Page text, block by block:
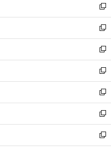
く
で
開
く
ド
ウ
で
開
く
ィ
ン
ド
ウ
で
開
く
い
ウ
ィ
ン
ド
ウ
で
開
く
新
し
い
ウ
ィ
ン
ド
ウ
で
開
く
新
し
い
ウ
ィ
ン
ド
ウ
で
開
く
新
し
い
ウ
ィ
ン
ド
ウ
で
開
新
し
い
ウ
ィ
ン
ド
ウ
新
し
い
ウ
ィ
ン
新
し
い
ウ
新
し